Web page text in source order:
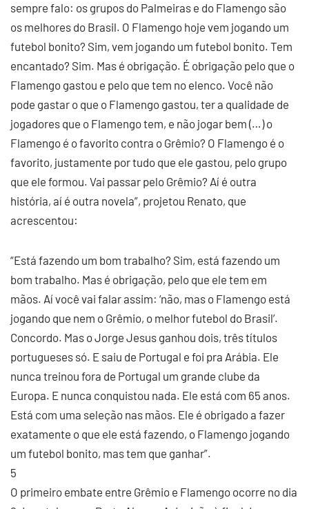
sempre falo: os grupos do Palmeiras e do Flamengo são
os melhores do Brasil. O Flamengo hoje vem jogando um
futebol bonito? Sim, vem jogando um futebol bonito. Tem
encantado? Sim. Mas é obrigação. É obrigação pelo que o
Flamengo gastou e pelo que tem no elenco. Você não
pode gastar o que o Flamengo gastou, ter a qualidade de
jogadores que o Flamengo tem, e não jogar bem (…) o
Flamengo é o favorito contra o Grêmio? O Flamengo é o
favorito, justamente por tudo que ele gastou, pelo grupo
que ele formou. Vai passar pelo Grêmio? Aí é outra
história, aí é outra novela”, projetou Renato, que
acrescentou:
“Está fazendo um bom trabalho? Sim, está fazendo um
bom trabalho. Mas é obrigação, pelo que ele tem em
mãos. Aí você vai falar assim: ‘não, mas o Flamengo está
jogando que nem o Grêmio, o melhor futebol do Brasil’.
Concordo. Mas o Jorge Jesus ganhou dois, três títulos
portugueses só. E saiu de Portugal e foi pra Arábia. Ele
nunca treinou fora de Portugal um grande clube da
Europa. E nunca conquistou nada. Ele está com 65 anos.
Está com uma seleção nas mãos. Ele é obrigado a fazer
exatamente o que ele está fazendo, o Flamengo jogando
um futebol bonito, mas tem que ganhar”.
5
O primeiro embate entre Grêmio e Flamengo ocorre no dia